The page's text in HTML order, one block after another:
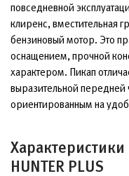
повседневной
клиренс, вместительная
бензиновый мотор. Это
оснащением, прочной
характером. Пикап
выразительной передней
ориентированным на
HUNTER PLUS